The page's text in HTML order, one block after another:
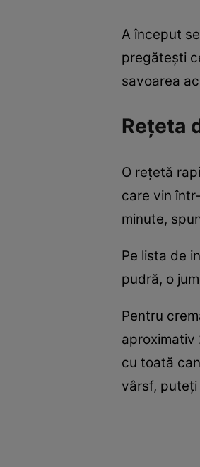
A început
pregătești
savoarea
Rețeta
O rețetă
care vin
minute,
Pe lista de
pudră, o
Pentru
aproximativ
cu toată
vârsf,